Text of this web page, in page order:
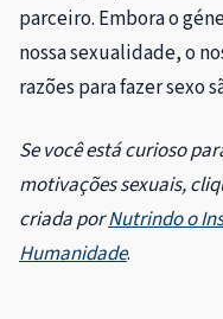
parceiro. Embora o
nossa sexualidade, o
razões para fazer sexo
Se você está curioso
motivações sexuais,
criada porNutrindo o
Humanidade.